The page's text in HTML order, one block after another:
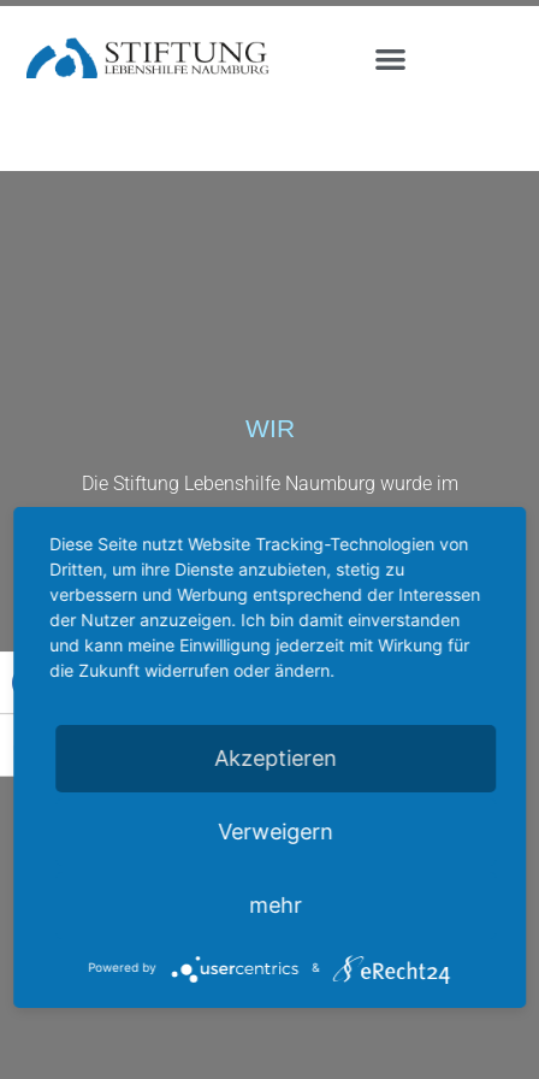
Umschalten auf hohe Kontraste
Schrift vergrößern
Stats Types:Android
WIR
Die Stiftung Lebenshilfe Naumburg wurde im
Mitgliederversammlung des Vereins der
Lebenshilfe Naumburg gegründet.
Sie wird durch einen ehrenamtlichen
Stiftungsrat und Stiftungsvorstand geführt.
KONTAKT
Tel.: 03445 710847-0
Stiftung Lebenshilfe Naumburg
06618 Naumburg
Diese Seite nutzt Website Tracking-Technologien von
Dritten, um ihre Dienste anzubieten, stetig zu
verbessern und Werbung entsprechend der Interessen
der Nutzer anzuzeigen. Ich bin damit einverstanden
und kann meine Einwilligung jederzeit mit Wirkung für
die Zukunft widerrufen oder ändern.
Akzeptieren
Verweigern
mehr
Powered by &